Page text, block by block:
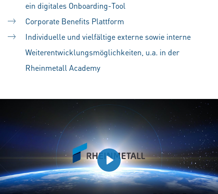
ein digitales Onboarding-Tool
Corporate Benefits Plattform
Individuelle und vielfältige externe sowie interne
Weiterentwicklungsmöglichkeiten, u.a. in der
Rheinmetall Academy
Play